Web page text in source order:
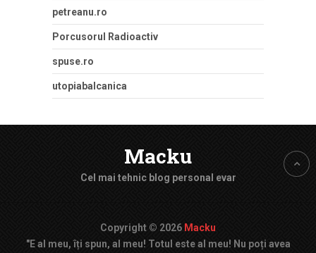
petreanu.ro
Porcusorul Radioactiv
spuse.ro
utopiabalcanica
Macku
Cel mai tehnic blog personal evar
Copyright © 2026 Macku
"E al meu, îți spun, al meu! Totul este al meu! Nu poți avea